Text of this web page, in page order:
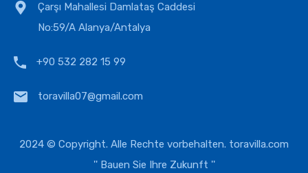
Çarşı Mahallesi Damlataş Caddesi
No:59/A Alanya/Antalya
+90 532 282 15 99
toravilla07@gmail.com
2024 © Copyright. Alle Rechte vorbehalten. toravilla.com
'' Bauen Sie Ihre Zukunft ''